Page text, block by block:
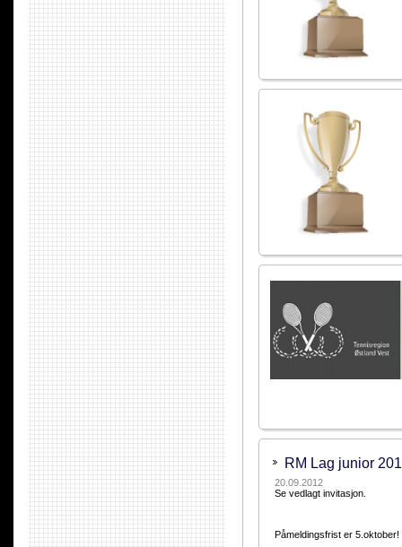
RM Lag junior
20.09.2012
Se vedlagt invitasjon.
Påmeldingsfrist er 5.oktober!